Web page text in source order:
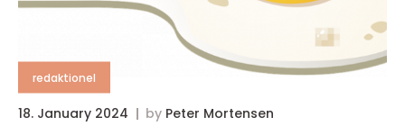
redaktionel
18. January 2024 by Peter Mortensen